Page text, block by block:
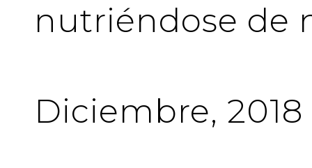
nutriéndose de
Diciembre, 2018